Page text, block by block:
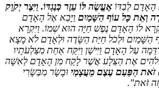
הָאָדָם לְבַדּוֹאֶעֱשֶׂה לּוֹ עֵזֶר כְּנֶגְדּוֹ. וַיִּצֶר יְקֹוָק
וְאֵת כָּל עוֹף הַשָּׁמַיִם וַיָּבֵא אֶל הָאָדָם
לוֹ הָאָדָם נֶפֶשׁ חַיָּה הוּא שְׁמוֹ. וַיִּקְרָא
הַשָּׁמַיִם וּלְכֹל חַיַּת הַשָּׂדֶה וּלְאָדָם לֹא מָצָא
עַל הָאָדָם וַיִּישָׁן וַיִּקַּח אַחַת מִצַּלְעֹתָיו
אֱלֹהִים אֶת הַצֵּלָע אֲשֶׁר לָקַח מִן הָאָדָם לְאִשָּׁה
זֹאת הַפַּעַם עֶצֶם מֵעֲצָמַי וּבָשָׂר מִבְּשָׂרִי
זֹּאת".